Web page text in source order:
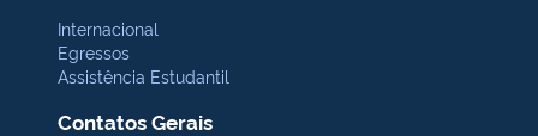
Internacional
Egressos
Assistência Estudantil
Contatos Gerais